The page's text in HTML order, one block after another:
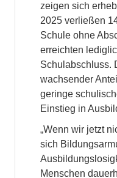
zeigen sich
2025 verließen
Schule ohne
erreichten
Schulabschluss.
wachsender
geringe
Einstieg in
„Wenn wir jetzt
sich
Menschen